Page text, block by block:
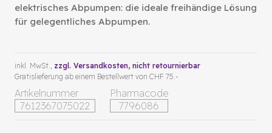
elektrisches Abpumpen: die ideale freihändige Lösung
für gelegentliches Abpumpen.
Artikelnummer
7612367075022
Pharmacode
7796086
inkl. MwSt., zzgl. Versandkosten, nicht retournierbar
Gratislieferung ab einem Bestellwert von CHF 75.-